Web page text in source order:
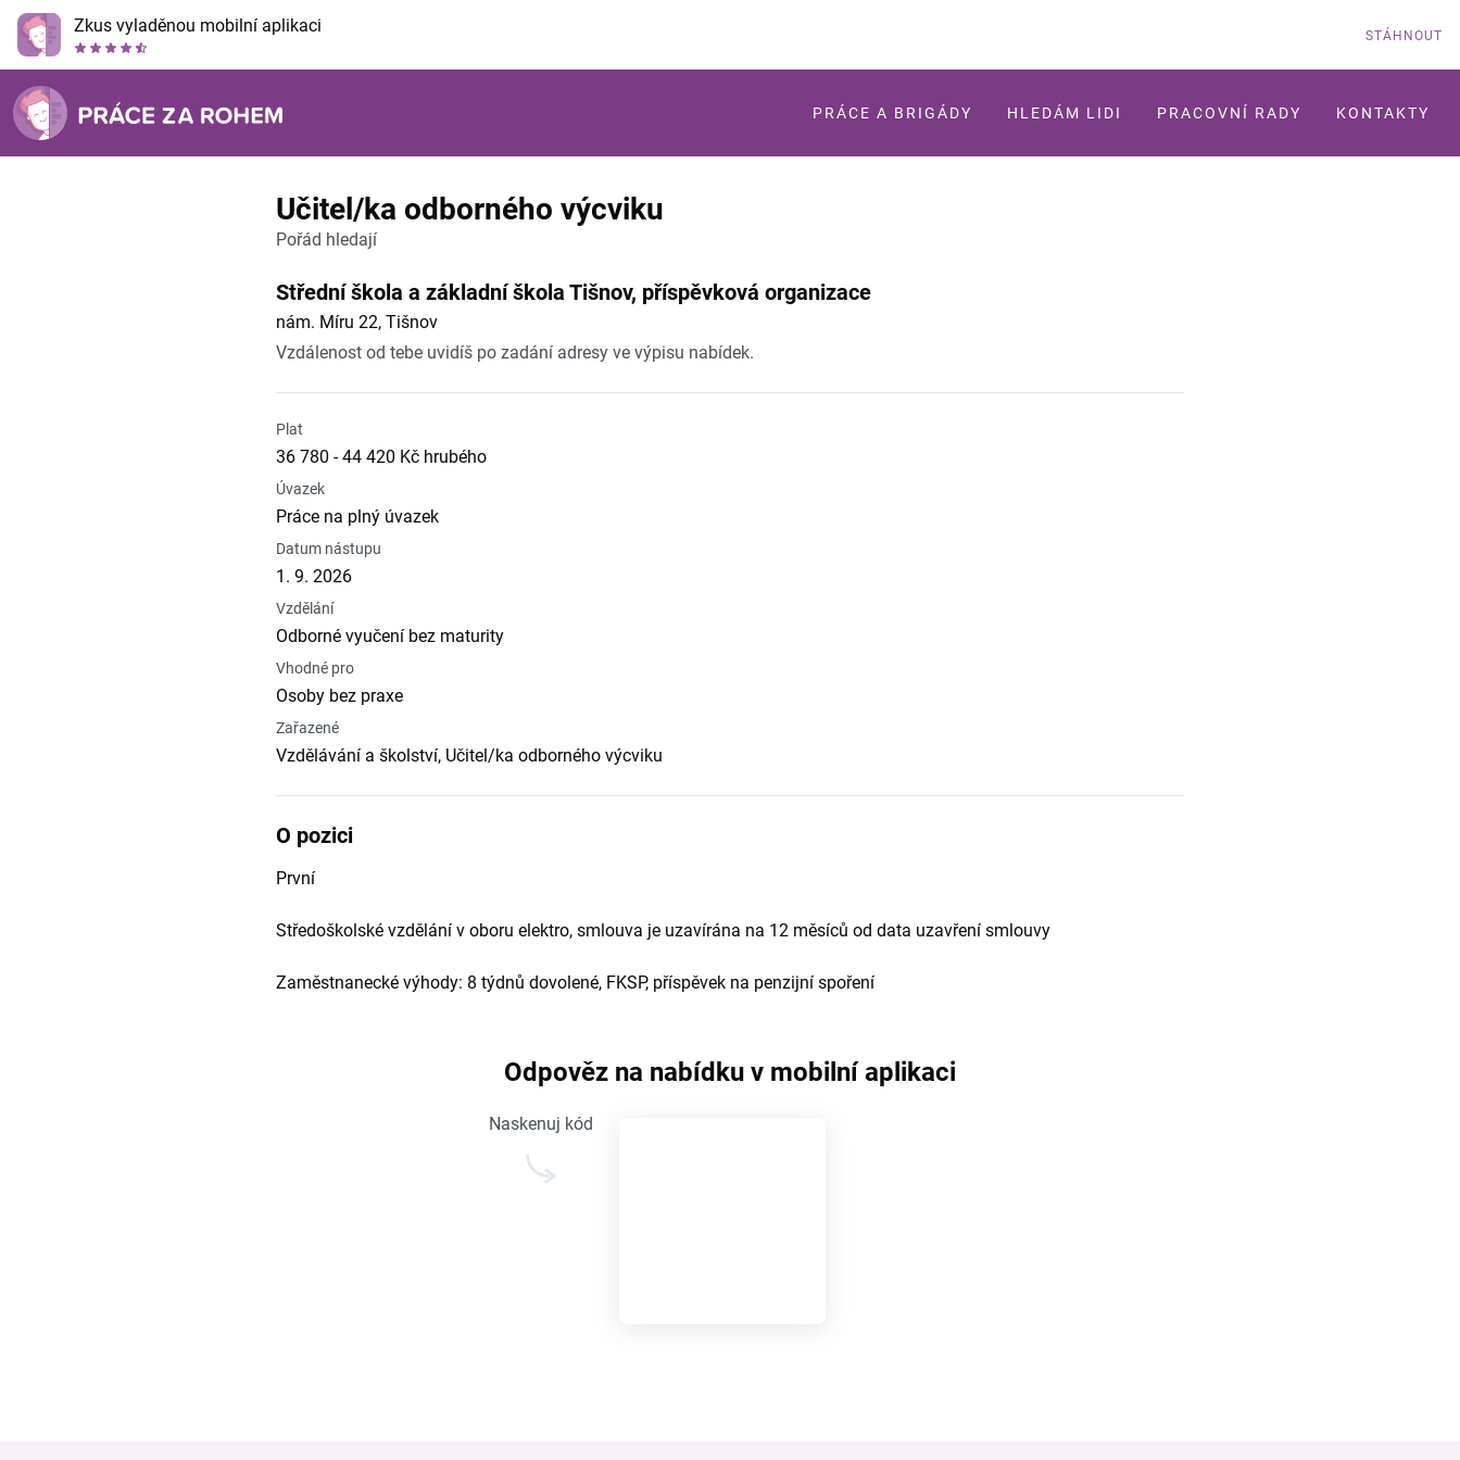
Zkus vyladěnou mobilní aplikaci STÁHNOUT
PRÁCE A BRIGÁDY HLEDÁM LIDI PRACOVNÍ RADY KONTAKTY
Učitel/ka odborného výcviku
Pořád hledají
Střední škola a základní škola Tišnov, příspěvková organizace
nám. Míru 22, Tišnov
Vzdálenost od tebe uvidíš po zadání adresy ve výpisu nabídek.
Plat
36 780 - 44 420 Kč hrubého
Úvazek
Práce na plný úvazek
Datum nástupu
1. 9. 2026
Vzdělání
Odborné vyučení bez maturity
Vhodné pro
Osoby bez praxe
Zařazené
Vzdělávání a školství, Učitel/ka odborného výcviku
O pozici
První
Středoškolské vzdělání v oboru elektro, smlouva je uzavírána na 12 měsíců od data uzavření smlouvy
Zaměstnanecké výhody: 8 týdnů dovolené, FKSP, příspěvek na penzijní spoření
Odpověz na nabídku v mobilní aplikaci
Naskenuj kód